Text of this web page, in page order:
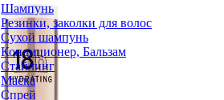
Шампунь
Резинки, заколки для волос
Сухой шампунь
Кондиционер, Бальзам
Стайлинг
Маска
Спрей